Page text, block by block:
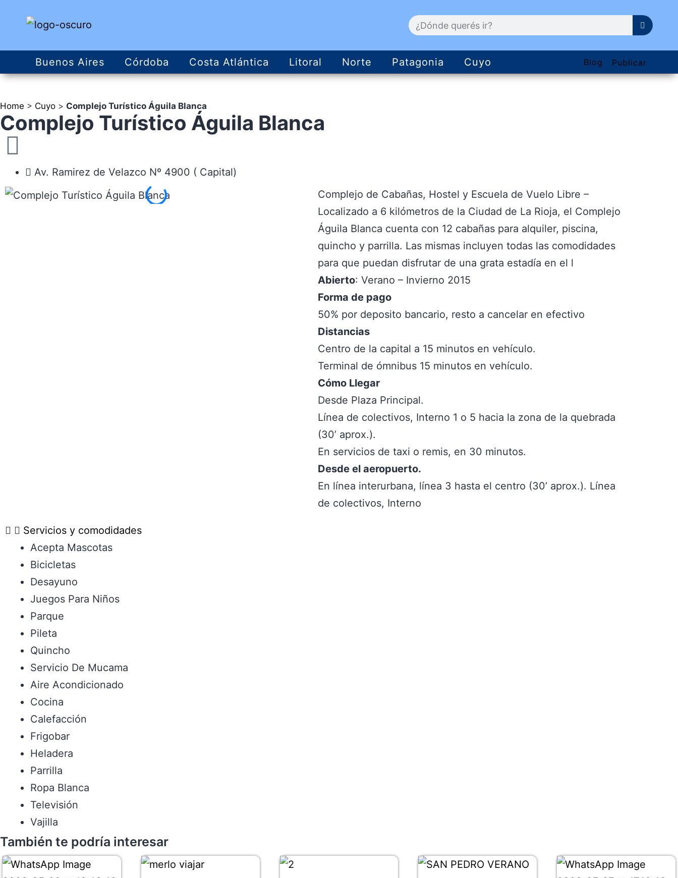
Buenos Aires Córdoba Costa Atlántica Litoral Norte Patagonia Cuyo Blog Publicar
Home > Cuyo > Complejo Turístico Águila Blanca
Complejo Turístico Águila Blanca
Av. Ramirez de Velazco Nº 4900 ( Capital)
Complejo de Cabañas, Hostel y Escuela de Vuelo Libre –
Localizado a 6 kilómetros de la Ciudad de La Rioja, el Complejo
Águila Blanca cuenta con 12 cabañas para alquiler, piscina,
quincho y parrilla. Las mismas incluyen todas las comodidades
para que puedan disfrutar de una grata estadía en el l
Abierto: Verano – Invierno 2015
Forma de pago
50% por deposito bancario, resto a cancelar en efectivo
Distancias
Centro de la capital a 15 minutos en vehículo.
Terminal de ómnibus 15 minutos en vehículo.
Cómo Llegar
Desde Plaza Principal.
Línea de colectivos, Interno 1 o 5 hacia la zona de la quebrada
(30’ aprox.).
En servicios de taxi o remis, en 30 minutos.
Desde el aeropuerto.
En línea interurbana, línea 3 hasta el centro (30’ aprox.). Línea
de colectivos, Interno
Servicios y comodidades
Acepta Mascotas
Bicicletas
Desayuno
Juegos Para Niños
Parque
Pileta
Quincho
Servicio De Mucama
Aire Acondicionado
Cocina
Calefacción
Frigobar
Heladera
Parrilla
Ropa Blanca
Televisión
Vajilla
También te podría interesar